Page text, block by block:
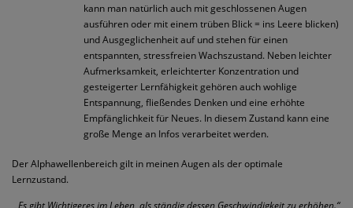
kann man natürlich auch mit geschlossenen Augen
ausführen oder mit einem trüben Blick = ins Leere blicken)
und Ausgeglichenheit auf und stehen für einen
entspannten, stressfreien Wachszustand. Neben leichter
Aufmerksamkeit, erleichterter Konzentration und
gesteigerter Lernfähigkeit gehören auch wohlige
Entspannung, fließendes Denken und eine erhöhte
Empfänglichkeit für Neues. In diesem Zustand kann eine
große Menge an Infos verarbeitet werden.
Der Alphawellenbereich gilt in meinen Augen als der optimale
Lernzustand.